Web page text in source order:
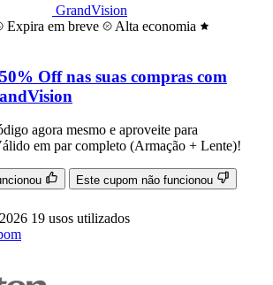
GrandVision
Expira em breve
Alta economia
Off nas suas compras com
agora mesmo e aproveite para
em par completo (Armação + Lente)!
Este cupom não funcionou
19 usos utilizados